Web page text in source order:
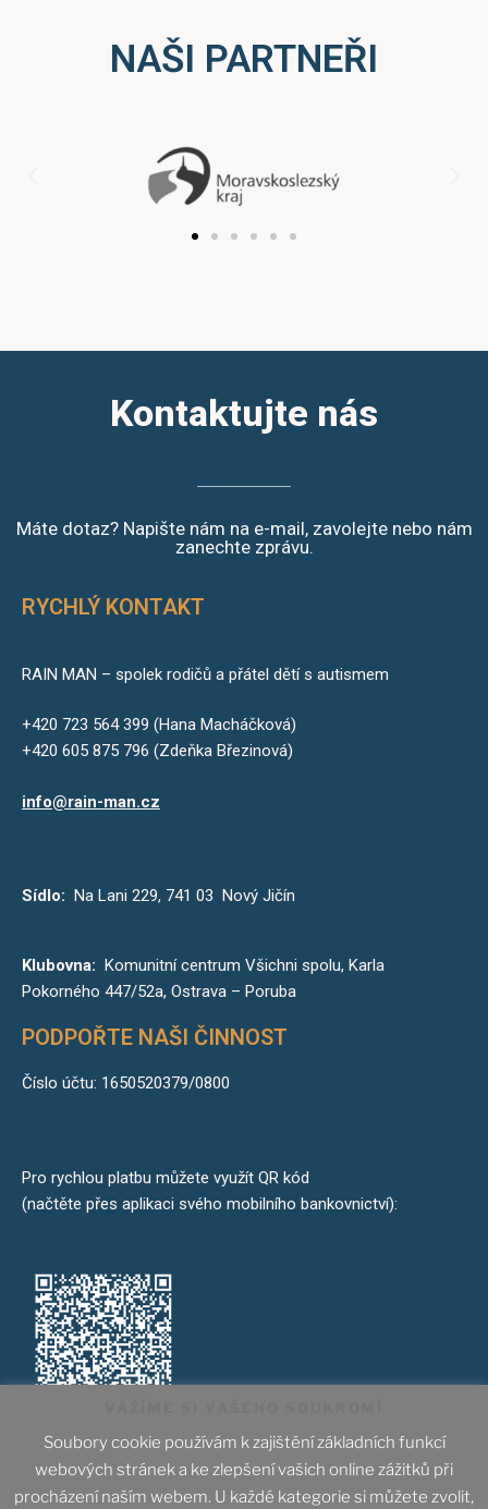
NAŠI PARTNEŘI
Kontaktujte nás
Máte dotaz? Napište nám na e-mail, zavolejte nebo nám
zanechte zprávu.
RYCHLÝ KONTAKT
RAIN MAN – spolek rodičů a přátel dětí s autismem
+420 723 564 399 (Hana Macháčková)
+420 605 875 796 (Zdeňka Březinová)
info@rain-man.cz
Sídlo: Na Lani 229, 741 03 Nový Jičín
Klubovna: Komunitní centrum Všichni spolu, Karla
Pokorného 447/52a, Ostrava – Poruba
PODPOŘTE NAŠI ČINNOST
Číslo účtu: 1650520379/0800
Pro rychlou platbu můžete využít QR kód
(načtěte přes aplikaci svého mobilního bankovnictví):
IČ: 70844861, Spolek byl zapsán dne 1. ledna 2014
Soubory cookie používám k zajištění základních funkcí
webových stránek a ke zlepšení vašich online zážitků při
procházení naším webem. U každé kategorie si můžete zvolit,